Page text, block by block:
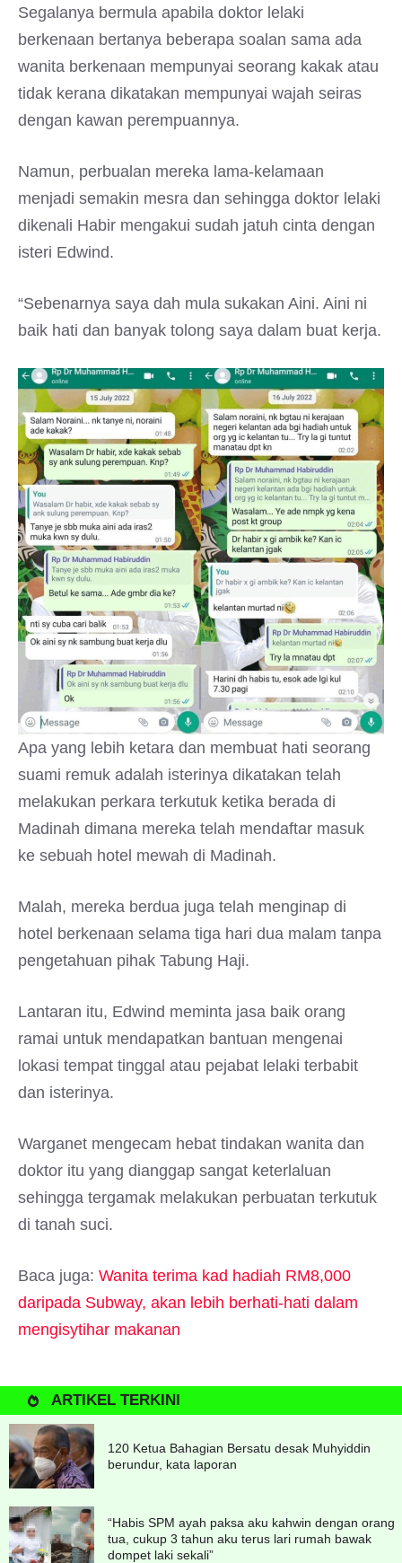
Segalanya bermula apabila doktor lelaki
berkenaan bertanya beberapa soalan sama ada
wanita berkenaan mempunyai seorang kakak atau
tidak kerana dikatakan mempunyai wajah seiras
dengan kawan perempuannya.
Namun, perbualan mereka lama-kelamaan
menjadi semakin mesra dan sehingga doktor lelaki
dikenali Habir mengakui sudah jatuh cinta dengan
isteri Edwind.
“Sebenarnya saya dah mula sukakan Aini. Aini ni
baik hati dan banyak tolong saya dalam buat kerja.
Apa yang lebih ketara dan membuat hati seorang
suami remuk adalah isterinya dikatakan telah
melakukan perkara terkutuk ketika berada di
Madinah dimana mereka telah mendaftar masuk
ke sebuah hotel mewah di Madinah.
Malah, mereka berdua juga telah menginap di
hotel berkenaan selama tiga hari dua malam tanpa
pengetahuan pihak Tabung Haji.
Lantaran itu, Edwind meminta jasa baik orang
ramai untuk mendapatkan bantuan mengenai
lokasi tempat tinggal atau pejabat lelaki terbabit
dan isterinya.
Warganet mengecam hebat tindakan wanita dan
doktor itu yang dianggap sangat keterlaluan
sehingga tergamak melakukan perbuatan terkutuk
di tanah suci.
Baca juga: Wanita terima kad hadiah RM8,000
daripada Subway, akan lebih berhati-hati dalam
mengisytihar makanan
ARTIKEL TERKINI
120 Ketua Bahagian Bersatu desak Muhyiddin
berundur, kata laporan
“Habis SPM ayah paksa aku kahwin dengan orang
tua, cukup 3 tahun aku terus lari rumah bawak
dompet laki sekali”